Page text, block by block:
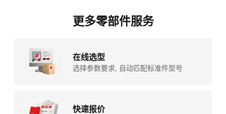
更多零部件服务
在线选型
选择参数要求, 自动匹配标准件型号
快速报价